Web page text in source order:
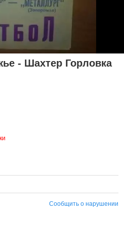
- Шахтер Горловка
Сообщить о нарушении